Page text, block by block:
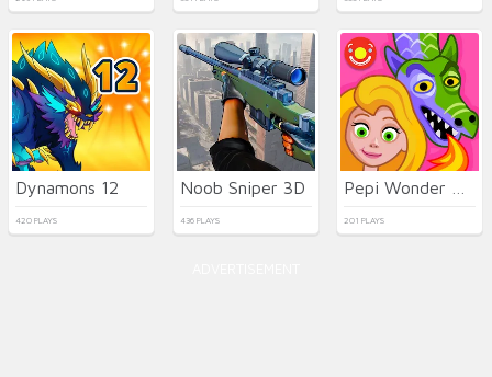
Dynamons 12
420 PLAYS
Noob Sniper 3D
436 PLAYS 201 PLAYS